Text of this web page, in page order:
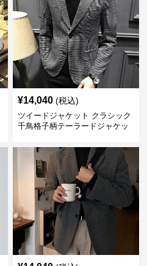
¥14,040 (税込)
ツイードジャケット クラシック
千鳥格子柄テーラードジャケッ